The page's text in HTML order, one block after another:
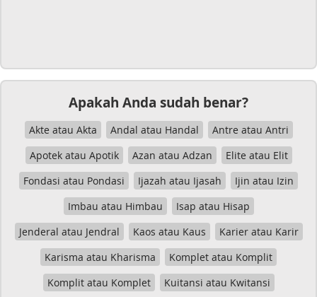
Apakah Anda sudah benar?
Akte atau Akta Andal atau Handal
Antre atau Antri
Apotek atau Apotik
Azan atau Adzan
Elite atau Elit
Fondasi atau Pondasi
Ijazah atau Ijasah
Ijin atau Izin
Imbau atau Himbau
Isap atau Hisap
Jenderal atau Jendral
Kaos atau Kaus
Karier atau Karir
Karisma atau Kharisma
Komplet atau Komplit
Komplit atau Komplet
Kuitansi atau Kwitansi